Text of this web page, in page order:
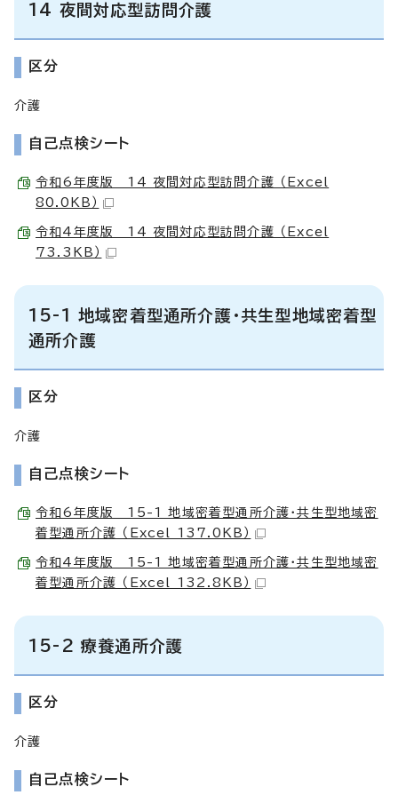
14 夜間対応型訪問介護
区分
介護
自己点検シート
令和6年度版 14 夜間対応型訪問介護 （Excel
80.0KB）
令和4年度版 14 夜間対応型訪問介護 （Excel
73.3KB）
15-1 地域密着型通所介護・共生型地域密着型
通所介護
区分
介護
自己点検シート
令和6年度版 15-1 地域密着型通所介護・共生型地域密
着型通所介護 （Excel 137.0KB）
令和4年度版 15-1 地域密着型通所介護・共生型地域密
着型通所介護 （Excel 132.8KB）
15-2 療養通所介護
区分
介護
自己点検シート